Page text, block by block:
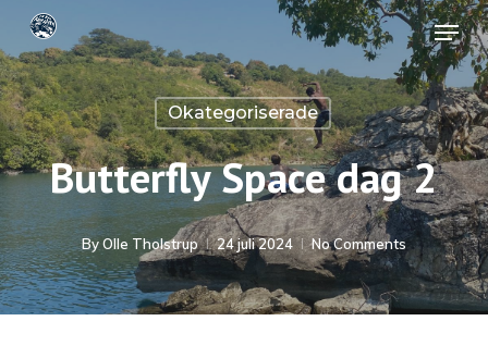
Skip
to
main
content
Menu
Okategoriserade
Butterfly Space dag 2
ByOlle Tholstrup 24 juli 2024 No Comments
Close
Menu